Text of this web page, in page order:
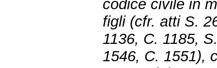
codice civile in
figli (cfr. atti S.
1136, C. 1185,
1546, C. 1551),